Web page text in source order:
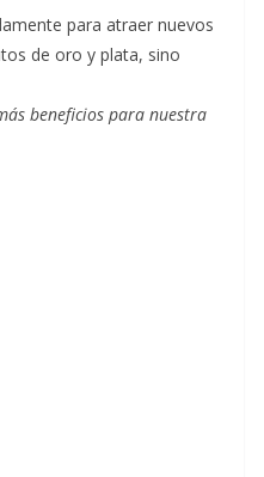
para atraer nuevos
de oro y plata, sino
beneficios para nuestra